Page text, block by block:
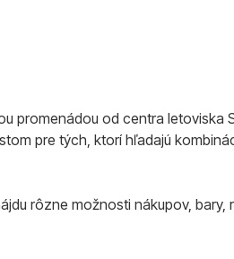
promenádou od centra letoviska
pre tých, ktorí hľadajú
rôzne možnosti nákupov, bary,